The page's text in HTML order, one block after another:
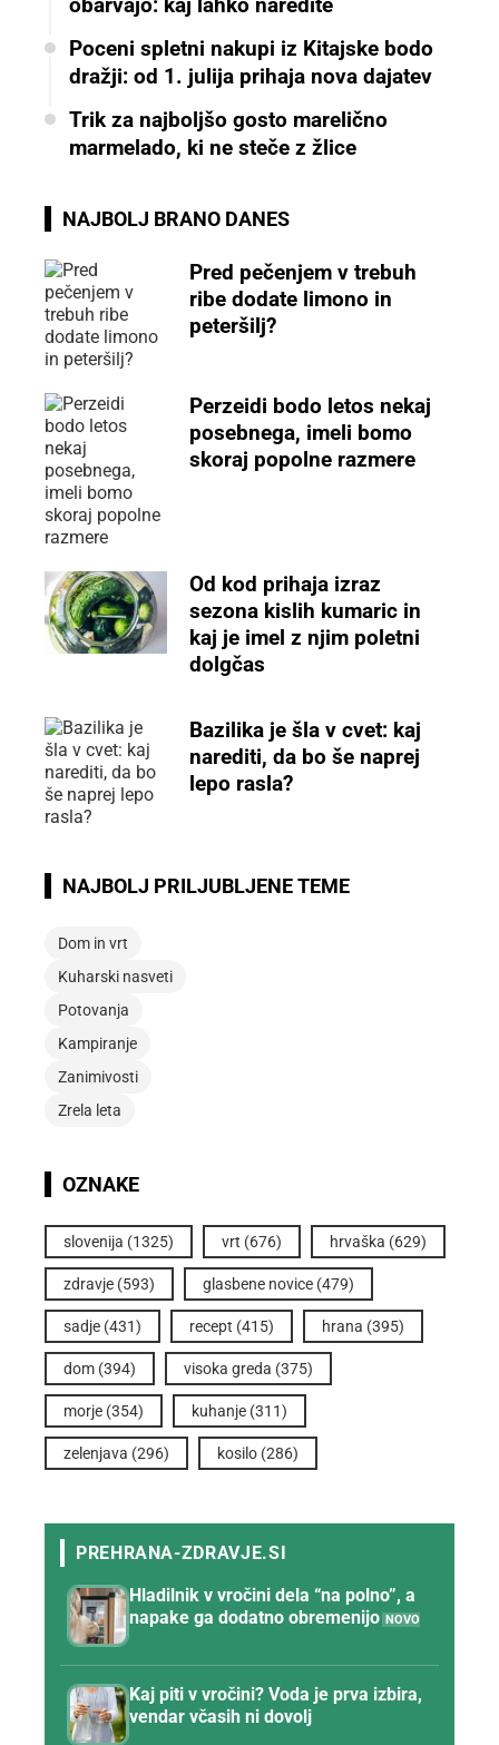
obarvajo: kaj lahko naredite
Poceni spletni nakupi iz Kitajske bodo
dražji: od 1. julija prihaja nova dajatev
Trik za najboljšo gosto marelično
marmelado, ki ne steče z žlice
NAJBOLJ BRANO DANES
Pred pečenjem v trebuh
ribe dodate limono in
peteršilj?
Perzeidi bodo letos nekaj
posebnega, imeli bomo
skoraj popolne razmere
Od kod prihaja izraz
sezona kislih kumaric in
kaj je imel z njim poletni
dolgčas
Bazilika je šla v cvet: kaj
narediti, da bo še naprej
lepo rasla?
NAJBOLJ PRILJUBLJENE TEME
Dom in vrt
Kuharski nasveti
Potovanja
Kampiranje
Zanimivosti
Zrela leta
OZNAKE
slovenija (1325) vrt (676) hrvaška (629)
zdravje (593) glasbene novice (479)
sadje (431) recept (415) hrana (395)
dom (394) visoka greda (375)
morje (354) kuhanje (311)
zelenjava (296) kosilo (286)
Hladilnik v vročini dela “na polno”, a
napake ga dodatno obremenijo
Kaj piti v vročini? Voda je prva izbira,
vendar včasih ni dovolj